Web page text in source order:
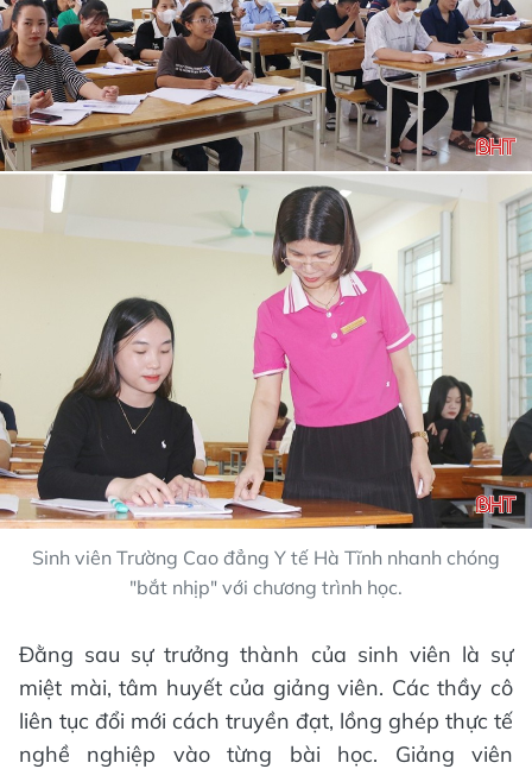
Sinh viên Trường Cao đẳng Y tế Hà Tĩnh nhanh chóng
"bắt nhịp" với chương trình học.
Đằng sau sự trưởng thành của sinh viên là sự
miệt mài, tâm huyết của giảng viên. Các thầy cô
liên tục đổi mới cách truyền đạt, lồng ghép thực tế
nghề nghiệp vào từng bài học. Giảng viên